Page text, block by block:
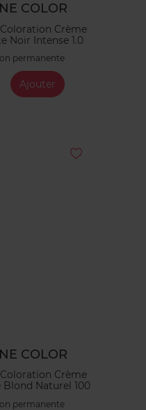
COLOR
Crème
Noir Intense 1.0
permanente
Ajouter
COLOR
Crème
Blond Naturel 100
permanente